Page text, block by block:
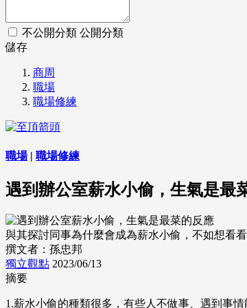
不公開分類 公開分類
儲存
商周
職場
職場修練
職場| 職場修練
遇到辦公室薪水小偷，生氣是最
與其探討同事為什麼會成為薪水小偷，不如想看
撰文者：孫忠邦
獨立觀點 2023/06/13
摘要
1.薪水小偷的種類很多，有些人不做事、遇到事